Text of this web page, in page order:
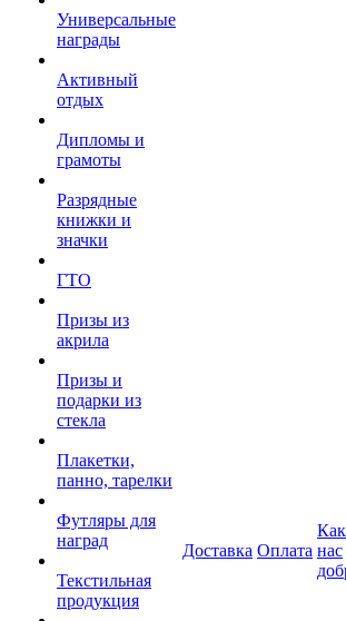
Универсальные
награды
Активный
отдых
Дипломы и
грамоты
Разрядные
книжки и
значки
ГТО
Призы из
акрила
Призы и
подарки из
стекла
Плакетки,
панно, тарелки
Футляры для
наград
Текстильная
продукция
Доставка Оплата нас